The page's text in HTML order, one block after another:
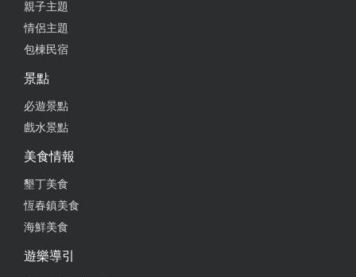
親子主題
情侶主題
包棟民宿
景點
必遊景點
戲水景點
美食情報
墾丁美食
恆春鎮美食
海鮮美食
遊樂導引